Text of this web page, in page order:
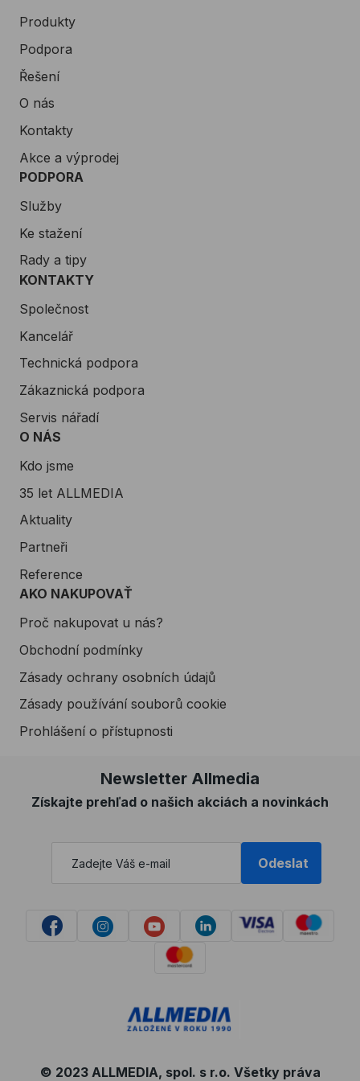
Produkty
Podpora
Řešení
O nás
Kontakty
Akce a výprodej
PODPORA
Služby
Ke stažení
Rady a tipy
KONTAKTY
Společnost
Kancelář
Technická podpora
Zákaznická podpora
Servis nářadí
O NÁS
Kdo jsme
35 let ALLMEDIA
Aktuality
Partneři
Reference
AKO NAKUPOVAŤ
Proč nakupovat u nás?
Obchodní podmínky
Zásady ochrany osobních údajů
Zásady používání souborů cookie
Prohlášení o přístupnosti
Newsletter Allmedia
Získajte prehľad o našich akciách a novinkách
Odeslat
© 2023 ALLMEDIA, spol. s r.o. Všetky práva